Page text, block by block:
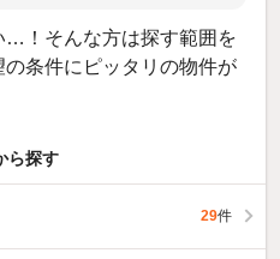
…！そんな方は探す範囲を
条件にピッタリの物件が
ら探す
29件